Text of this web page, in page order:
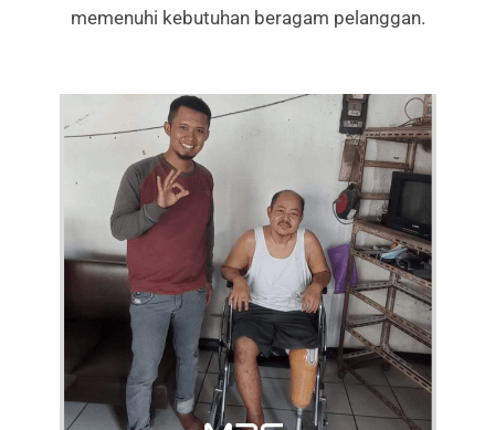
memenuhi kebutuhan beragam pelanggan.